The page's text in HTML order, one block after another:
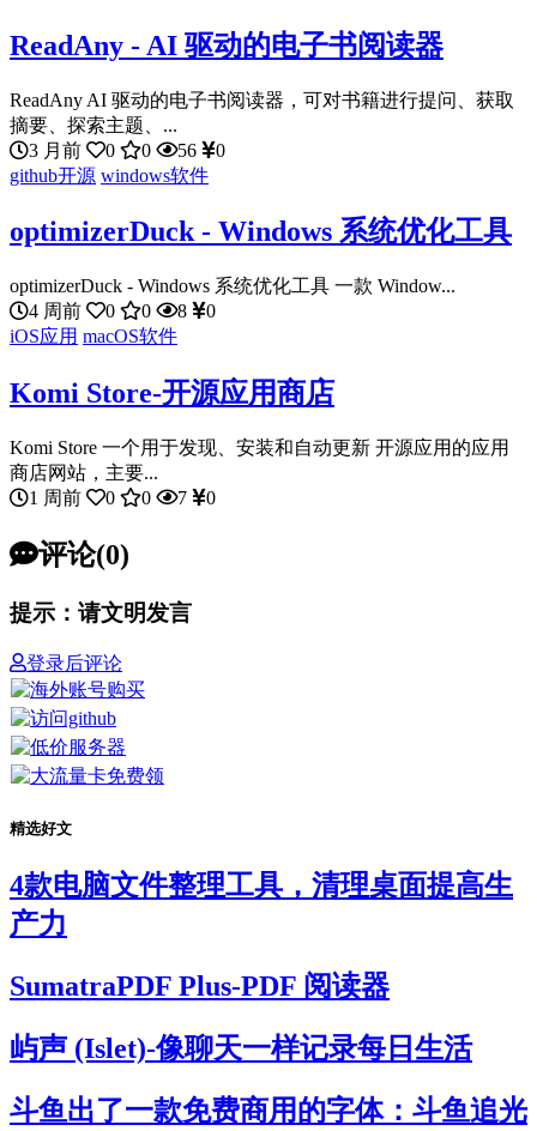
ReadAny - AI 驱动的电子书阅读器
ReadAny AI 驱动的电子书阅读器，可对书籍进行提问、获取
摘要、探索主题、...
3 月前
0 0 56
0
github开源 windows软件
optimizerDuck - Windows 系统优化工具
optimizerDuck - Windows 系统优化工具 一款 Window...
4 周前
0 0 8
0
iOS应用 macOS软件
Komi Store-开源应用商店
Komi Store 一个用于发现、安装和自动更新 开源应用的应用
商店网站，主要...
1 周前
0 0 7 0
评论(0)
提示：请文明发言
登录后评论
精选好文
4款电脑文件整理工具，清理桌面提高生
产力
SumatraPDF Plus-PDF 阅读器
屿声 (Islet)-像聊天一样记录每日生活
斗鱼出了一款免费商用的字体：斗鱼追光